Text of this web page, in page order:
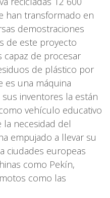
han transformado en
demostraciones
de este proyecto
capaz de procesar
de plástico por
es una máquina
inventores la están
vehículo educativo
la necesidad del
empujado a llevar su
ciudades europeas
como Pekín,
como las